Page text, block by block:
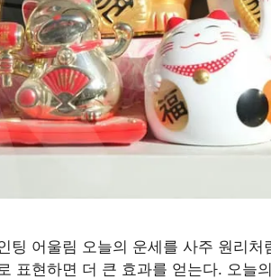
팅 어울림 오늘의 운세를 사주 원리
표현하면 더 큰 효과를 얻는다. 오늘